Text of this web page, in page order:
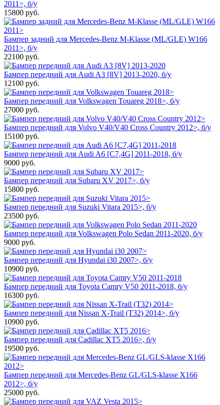
2011>, б/у
15800 руб.
Бампер задний для Mercedes-Benz M-Klasse (ML/GLE) W166
2011>, б/у
22100 руб.
Бампер передний для Audi A3 [8V] 2013-2020, б/у
12100 руб.
Бампер передний для Volkswagen Touareg 2018>, б/у
27000 руб.
Бампер передний для Volvo V40/V40 Cross Country 2012>, б/у
15100 руб.
Бампер передний для Audi A6 [C7,4G] 2011-2018, б/у
9000 руб.
Бампер передний для Subaru XV 2017>, б/у
15800 руб.
Бампер передний для Suzuki Vitara 2015>, б/у
23500 руб.
Бампер передний для Volkswagen Polo Sedan 2011-2020, б/у
9000 руб.
Бампер передний для Hyundai i30 2007>, б/у
10900 руб.
Бампер передний для Toyota Camry V50 2011-2018, б/у
16300 руб.
Бампер передний для Nissan X-Trail (T32) 2014>, б/у
10900 руб.
Бампер передний для Cadillac XT5 2016>, б/у
19500 руб.
Бампер передний для Mercedes-Benz GL/GLS-klasse X166
2012>, б/у
25000 руб.